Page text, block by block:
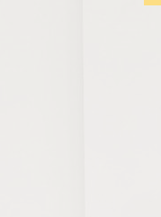
Panneau de gestion des cookies